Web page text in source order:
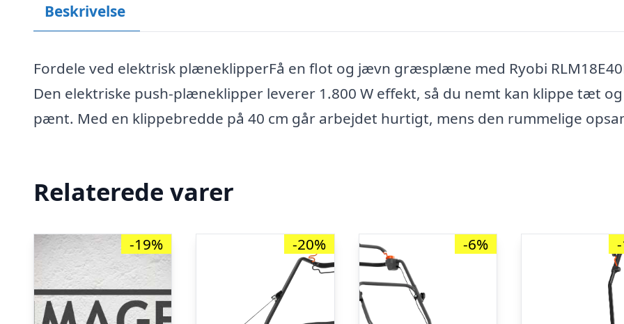
Beskrivelse
Fordele ved elektrisk plæneklipperFå en flot og jævn græsplæne med Ryobi
Den elektriske push-plæneklipper leverer 1.800 W effekt, så du nemt kan klippe tæt og
pænt. Med en klippebredde på 40 cm går arbejdet hurtigt, mens den rummelige
Relaterede varer
-19% -20% -6%